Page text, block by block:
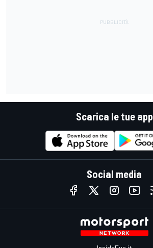
Scarica le tue app
Social media